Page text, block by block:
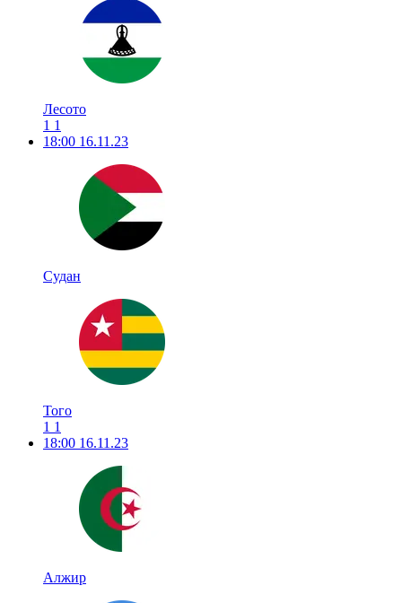
Лесото
1 1
18:00 16.11.23
Судан
Того
1 1
18:00 16.11.23
Алжир